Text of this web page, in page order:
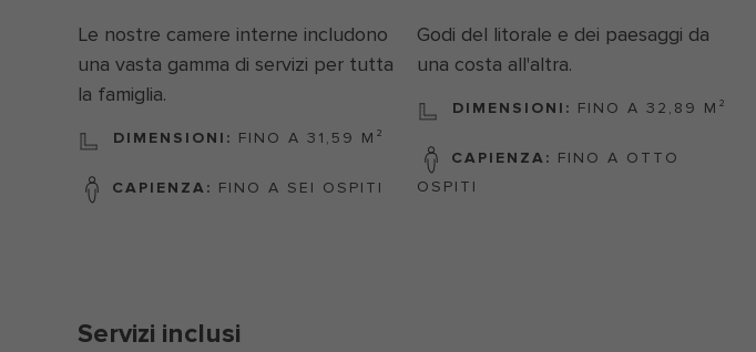
Le nostre camere interne includono
una vasta gamma di servizi per tutta
la famiglia.
DIMENSIONI: FINO A 31,59 M²
CAPIENZA: FINO A SEI OSPITI
Godi del litorale e dei paesaggi da
una costa all'altra.
DIMENSIONI: FINO A 32,89 M²
CAPIENZA: FINO A OTTO
OSPITI
Servizi inclusi